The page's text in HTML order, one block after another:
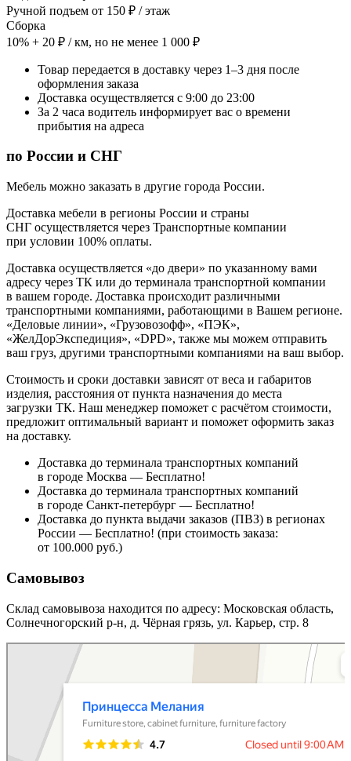
Ручной подъем от 150 ₽ / этаж
Сборка
10% + 20 ₽ / км, но не менее 1 000 ₽
Товар передается в доставку через 1–3 дня после
оформления заказа
Доставка осуществляется с 9:00 до 23:00
За 2 часа водитель информирует вас о времени
прибытия на адреса
по России и СНГ
Мебель можно заказать в другие города России.
Доставка мебели в регионы России и страны
СНГ осуществляется через Транспортные компании
при условии 100% оплаты.
Доставка осуществляется «до двери» по указанному вами
адресу через ТК или до терминала транспортной компании
в вашем городе. Доставка происходит различными
транспортными компаниями, работающими в Вашем регионе.
«Деловые линии», «Грузовозофф», «ПЭК»,
«ЖелДорЭкспедиция», «DPD», также мы можем отправить
ваш груз, другими транспортными компаниями на ваш выбор.
Стоимость и сроки доставки зависят от веса и габаритов
изделия, расстояния от пункта назначения до места
загрузки ТК. Наш менеджер поможет с расчётом стоимости,
предложит оптимальный вариант и поможет оформить заказ
на доставку.
Доставка до терминала транспортных компаний
в городе Москва — Бесплатно!
Доставка до терминала транспортных компаний
в городе Санкт-петербург — Бесплатно!
Доставка до пункта выдачи заказов (ПВЗ) в регионах
России — Бесплатно! (при стоимость заказа:
от 100.000 руб.)
Самовывоз
Склад самовывоза находится по адресу: Московская область,
Солнечногорский р-н, д. Чёрная грязь, ул. Карьер, стр. 8
Принцесса Мелания
Мебельная фабрика в Москве и Московской области
Магазин мебели в Москве и Московской области